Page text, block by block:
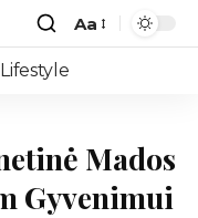
Aa
Lifestyle
Mados
Gyvenimui